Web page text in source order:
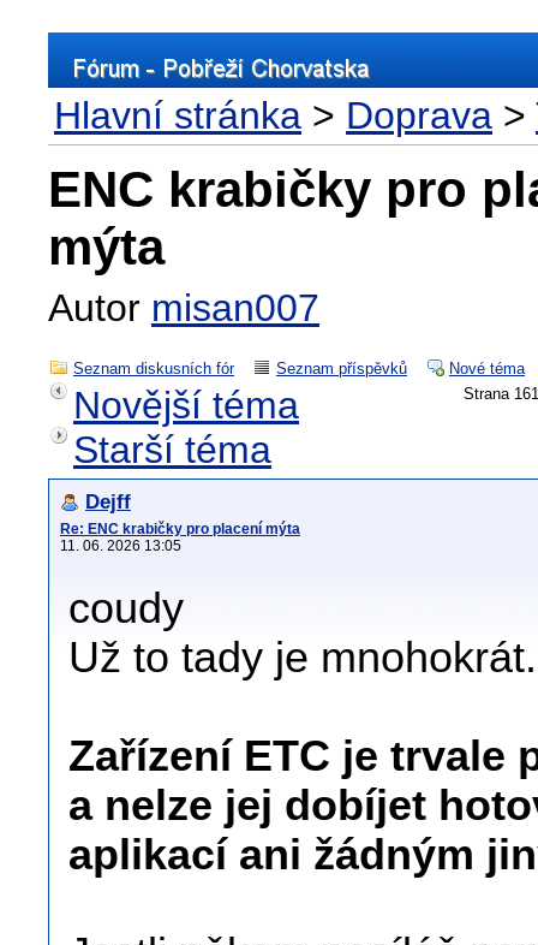
Hlavní stránka > Doprava >
ENC krabičky pro
mýta
Autor misan007
Seznam diskusních fór Seznam příspěvků
Nové téma
Strana
Novější téma
Starší téma
Dejff
Re: ENC krabičky pro placení mýta
11. 06. 2026 13:05
coudy
Už to tady je mnohokrát.
Zařízení ETC je trvale
a nelze jej dobíjet
aplikací ani žádným